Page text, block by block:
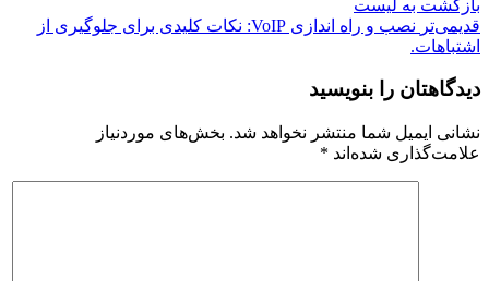
بازگشت بە لیست
قدیمی‌تر
نصب و راه اندازی VoIP: نکات کلیدی برای جلوگیری از
اشتباهات.
دیدگاهتان را بنویسید
نشانی ایمیل شما منتشر نخواهد شد. بخش‌های موردنیاز
علامت‌گذاری شده‌اند *